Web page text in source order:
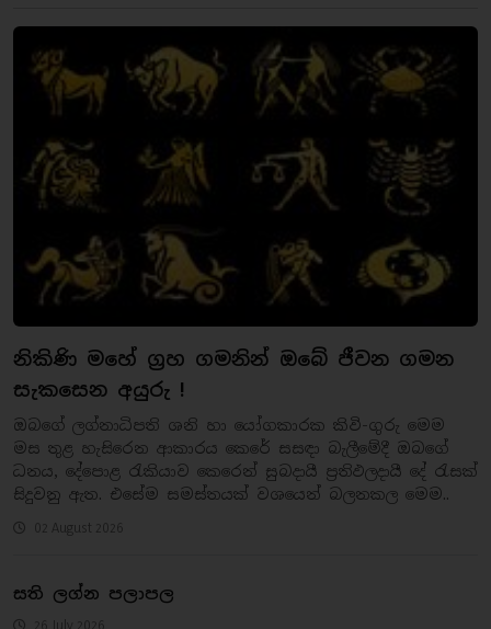
නිකිණි මහේ ග්‍රහ ගමනින් ඔබේ ජීවන ගමන
සැකසෙන අයුරු !
ඔබගේ ලග්නාධිපති ශනි හා යෝගකාරක කිවි-ගුරු මෙම
මස තුළ හැසිරෙන ආකාරය කෙරේ සසඳා බැලීමේදී ඔබගේ
ධනය, දේපොළ රැකියාව කෙරෙන් සුබදායී ප්‍රතිඵලදායී දේ රැසක්
සිදුවනු ඇත. එසේම සමස්තයක් වශයෙන් බලනකල මෙම..
02 August 2026
සති ලග්න පලාපල
26 July 2026